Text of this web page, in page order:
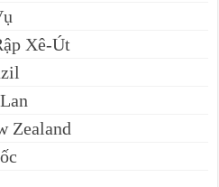
Xê-Út
Zealand